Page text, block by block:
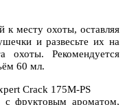
к месту охоты, оставляя
и развесьте их на
охоты. Рекомендуется
60 мл.
Crack 175M-PS
с фруктовым ароматом,